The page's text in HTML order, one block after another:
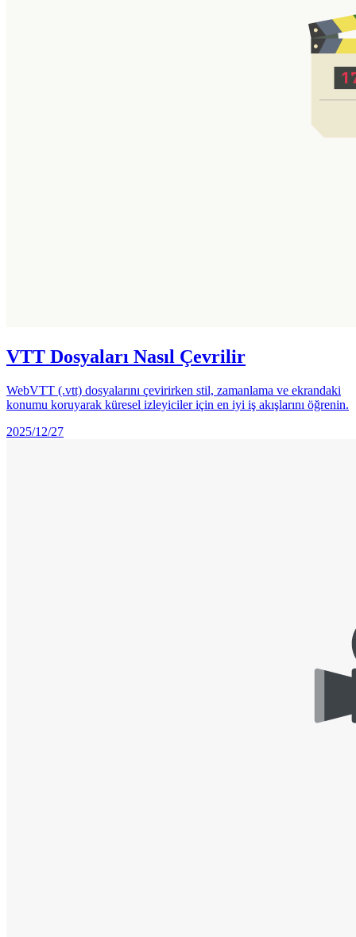
VTT Dosyaları Nasıl Çevrilir
WebVTT (.vtt) dosyalarını çevirirken stil, zamanlama ve ekrandaki
konumu koruyarak küresel izleyiciler için en iyi iş akışlarını öğrenin.
2025/12/27